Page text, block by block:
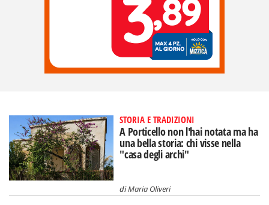
STORIA E TRADIZIONI
A Porticello non l'hai notata ma ha
una bella storia: chi visse nella
"casa degli archi"
diMaria Oliveri